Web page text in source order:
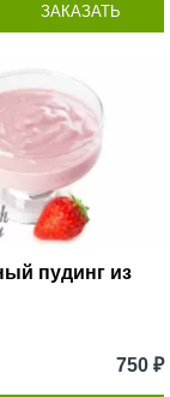
ЗАКАЗАТЬ
пудинг из
750 ₽